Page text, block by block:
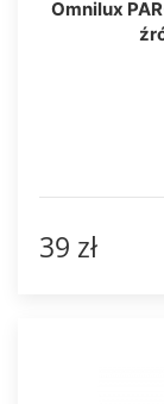
Omnilux
39 zł